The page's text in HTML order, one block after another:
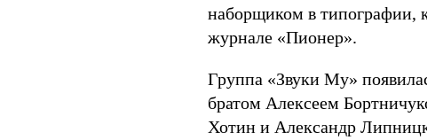
наборщиком в типографии,
журнале «Пионер».
Группа «Звуки Му»
братом Алексеем
Хотин и Александр